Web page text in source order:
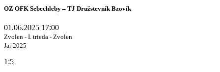
OZ OFK Sebechleby – TJ Družstevník Bzovík
01.06.2025 17:00
Zvolen - I. trieda - Zvolen
Jar 2025
1:5